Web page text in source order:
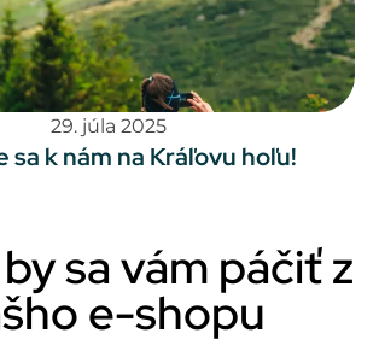
29. júla 2025
sa k nám na Kráľovu hoľu!
sa vám páčiť z
e-shopu